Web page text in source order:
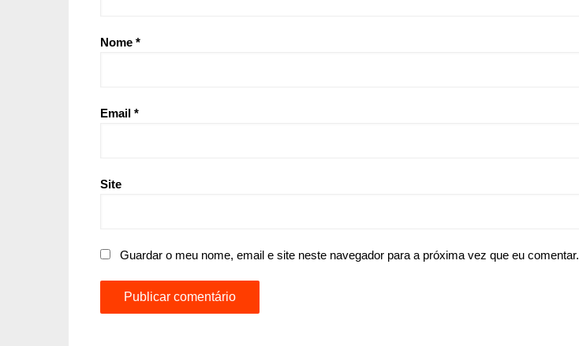
Nome *
Email *
Site
Guardar o meu nome, email e site neste navegador para a próxima vez que eu comentar.